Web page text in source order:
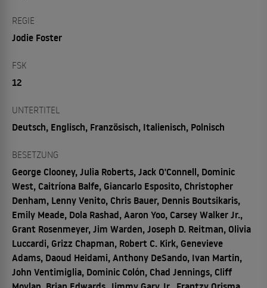
REGIE
Jodie Foster
FSK
12
UNTERTITEL
Deutsch, Englisch, Französisch, Italienisch, Polnisch
BESETZUNG
George Clooney, Julia Roberts, Jack O'Connell, Dominic
West, Caitríona Balfe, Giancarlo Esposito, Christopher
Denham, Lenny Venito, Chris Bauer, Dennis Boutsikaris,
Emily Meade, Dola Rashad, Aaron Yoo, Carsey Walker Jr.,
Grant Rosenmeyer, Jim Warden, Joseph D. Reitman, Olivia
Luccardi, Grizz Chapman, Robert C. Kirk, Genevieve
Adams, Daoud Heidami, Anthony DeSando, Ivan Martin,
John Ventimiglia, Dominic Colón, Chad Jennings, Cliff